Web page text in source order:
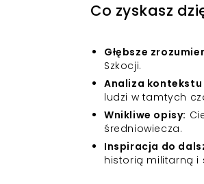
Co zyskasz
Głębsze
Szkocji.
Analiza
ludzi w tamtych
Wnikliwe opisy:
średniowiecza.
Inspiracja do
historią militarną i